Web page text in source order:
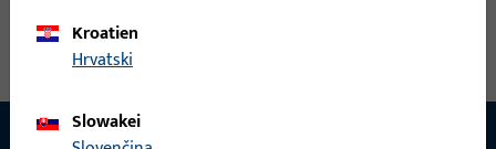
Kroatien
Hrvatski
Slowakei